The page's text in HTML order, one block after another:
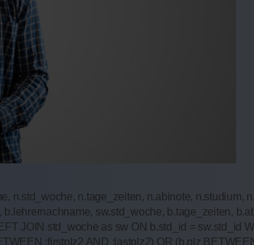
n.std_woche, n.tage_zeiten, n.abinote, n.studium,
sw.std_woche, b.tage_zeiten,
JOIN std_woche as sw ON b.std_id = sw.std_id
:firstplz2 AND :lastplz2) OR (b.plz